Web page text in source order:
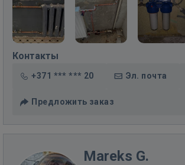
Контакты
+371 *** *** 20 Эл. почта
Предложить заказ
Mareks G.